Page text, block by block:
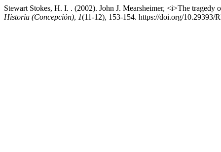
Stewart Stokes, H. I. . (2002). John J. Mearsheimer, <i>The
Historia (Concepción), 1(11-12), 153-154. https://doi.org/10.29393/